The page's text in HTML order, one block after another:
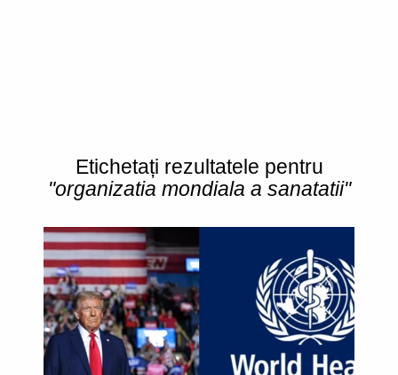
Etichetați rezultatele pentru
"organizatia mondiala a sanatatii"